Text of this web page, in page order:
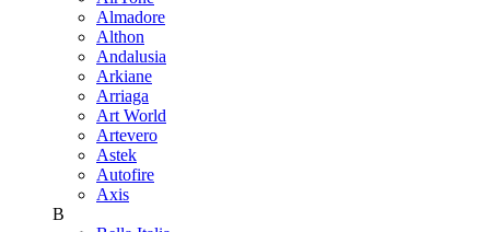
Almadore
Althon
Andalusia
Arkiane
Arriaga
Art World
Artevero
Astek
Autofire
Axis
B